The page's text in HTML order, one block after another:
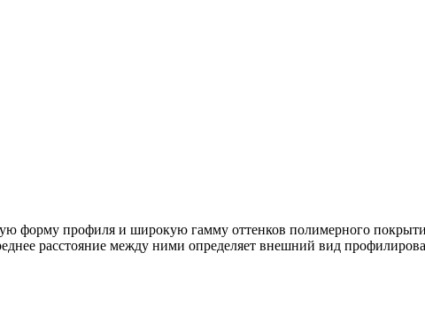
форму профиля и широкую гамму оттенков полимерного
расстояние между ними определяет внешний вид